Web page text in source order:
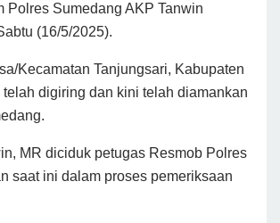
Polres Sumedang AKP Tanwin
(16/5/2025).
Kecamatan Tanjungsari, Kabupaten
digiring dan kini telah diamankan
MR diciduk petugas Resmob Polres
saat ini dalam proses pemeriksaan